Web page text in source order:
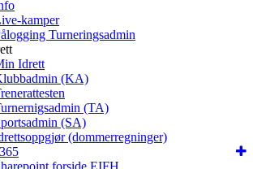
kamper
Turneringsadmin
Idrett
(KA)
(TA)
(SA)
(dommerregninger)
forside EIFH